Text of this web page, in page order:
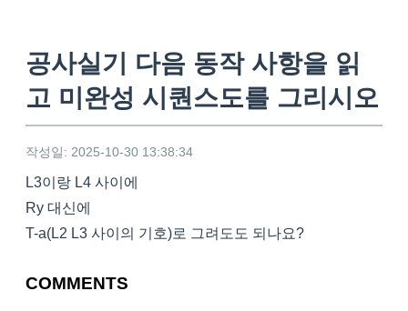
공사실기 다음 동작 사항을 읽
고 미완성 시퀀스도를 그리시오
작성일: 2025-10-30 13:38:34
L3이랑 L4 사이에
Ry 대신에
T-a(L2 L3 사이의 기호)로 그려도도 되나요?
COMMENTS